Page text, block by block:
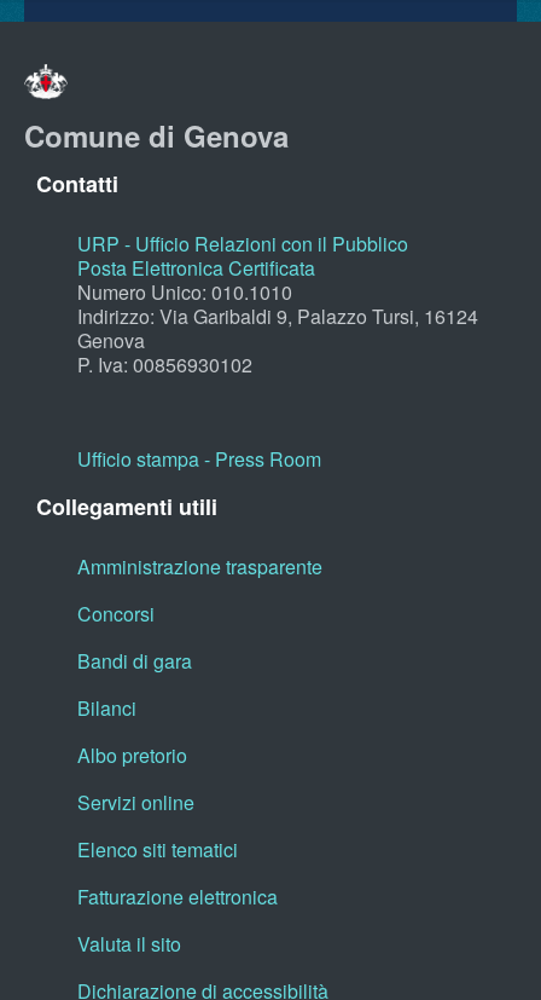
Comune di Genova
Contatti
URP - Ufficio Relazioni con il Pubblico
Posta Elettronica Certificata
Numero Unico: 010.1010
Indirizzo: Via Garibaldi 9, Palazzo Tursi, 16124
Genova
P. Iva: 00856930102
Ufficio stampa - Press Room
Collegamenti utili
Amministrazione trasparente
Concorsi
Bandi di gara
Bilanci
Albo pretorio
Servizi online
Elenco siti tematici
Fatturazione elettronica
Valuta il sito
Dichiarazione di accessibilità